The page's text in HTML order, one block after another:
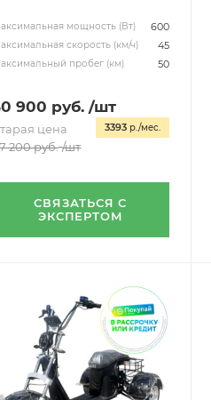
мощность (Вт) 600
скорость (км/ч) 45
пробег (км) 50
900 руб. /шт
3393р./мес.
цена
200руб. /шт
СВЯЗАТЬСЯ С
ЭКСПЕРТОМ